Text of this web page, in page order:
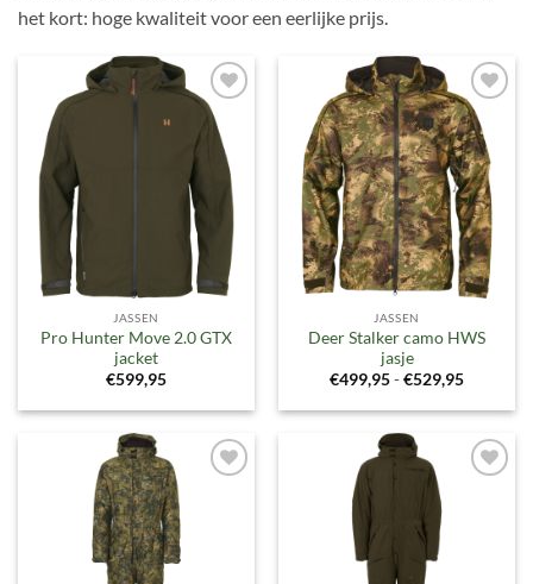
het kort: hoge kwaliteit voor een eerlijke prijs.
Toevoegen
aan
verlanglijst
JASSEN
Pro Hunter Move 2.0 GTX
jacket
€599,95
Toevoegen
aan
verlanglijst
JASSEN
Deer Stalker camo HWS
jasje
€499,95-€529,95
tot
Toevoegen
verlanglijst
Toevoegen
verlanglijst